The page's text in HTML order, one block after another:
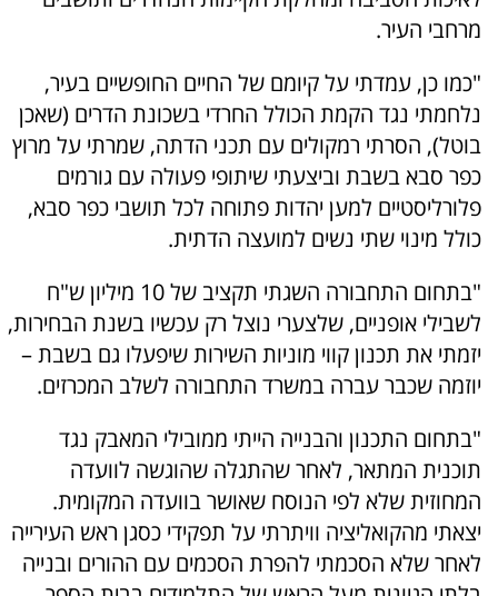
מרחבי העיר.
"כמו כן, עמדתי על קיומם של החיים החופשיים בעיר,
נלחמתי נגד הקמת הכולל החרדי בשכונת הדרים (שאכן
בוטל), הסרתי רמקולים עם תכני הדתה, שמרתי על מרוץ
כפר סבא בשבת וביצעתי שיתופי פעולה עם גורמים
פלורליסטיים למען יהדות פתוחה לכל תושבי כפר סבא,
כולל מינוי שתי נשים למועצה הדתית.
"בתחום התחבורה השגתי תקציב של 10 מיליון ש"ח
לשבילי אופניים, שלצערי נוצל רק עכשיו בשנת הבחירות,
יזמתי את תכנון קווי מוניות השירות שיפעלו גם בשבת –
יוזמה שכבר עברה במשרד התחבורה לשלב המכרזים.
"בתחום התכנון והבנייה הייתי ממובילי המאבק נגד
תוכנית המתאר, לאחר שהתגלה שהוגשה לוועדה
המחוזית שלא לפי הנוסח שאושר בוועדה המקומית.
יצאתי מהקואליציה וויתרתי על תפקידי כסגן ראש העירייה
לאחר שלא הסכמתי להפרת הסכמים עם ההורים ובנייה